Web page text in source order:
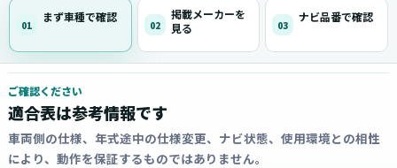
01
まず車種で確認
02
掲載メーカーを
見る
03
ナビ品番で確認
ご確認ください
適合表は参考情報です
車両側の仕様、年式途中の仕様変更、ナビ状態、使用環境との相性
により、動作を保証するものではありません。